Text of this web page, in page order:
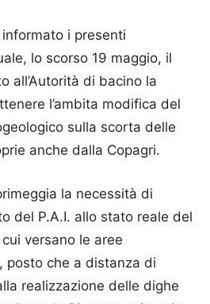
informato i presenti
lo scorso 19 maggio, il
all’Autorità di bacino la
l’ambita modifica del
sulla scorta delle
anche dalla Copagri.
la necessità di
del P.A.I. allo stato reale del
versano le aree
posto che a distanza di
realizzazione delle dighe